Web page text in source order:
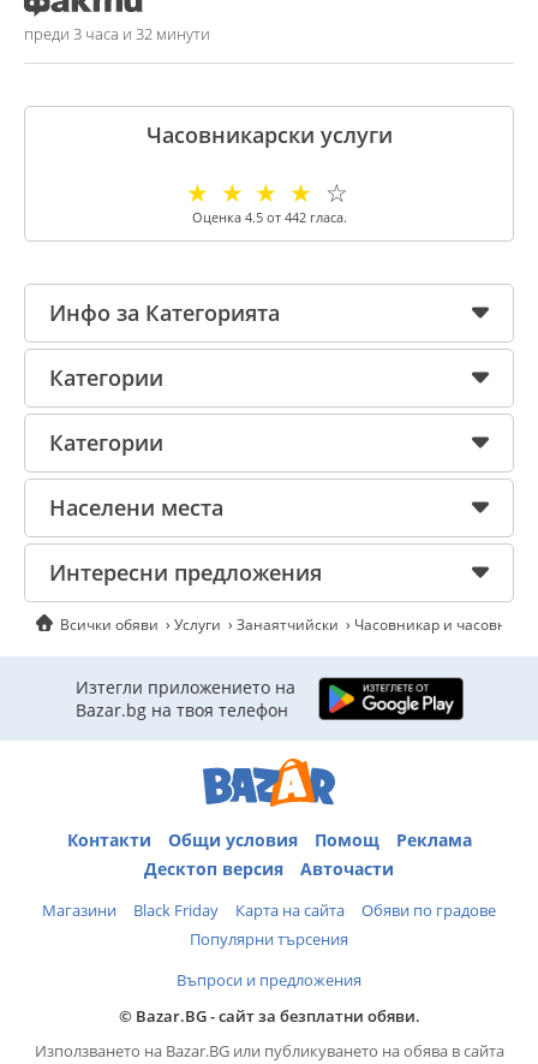
преди 3 часа и 32 минути
Часовникарски услуги
☆
☆
☆
☆
☆
Оценка 4.5от 442гласа.
Инфо за Категорията
Категории
Категории
Населени места
Интересни предложения
Всички обяви Услуги Занаятчийски Часовникар и
Изтегли приложението на
Bazar.bg на твоя телефон
Контакти Общи условия Помощ
Реклама
Десктоп версия
Авточасти
Магазини Black Friday Карта на сайта
Обяви по градове
Популярни търсения
Въпроси и предложения
© Bazar.BG - сайт за безплатни обяви.
Използването на Bazar.BG или публикуването на обява в сайта